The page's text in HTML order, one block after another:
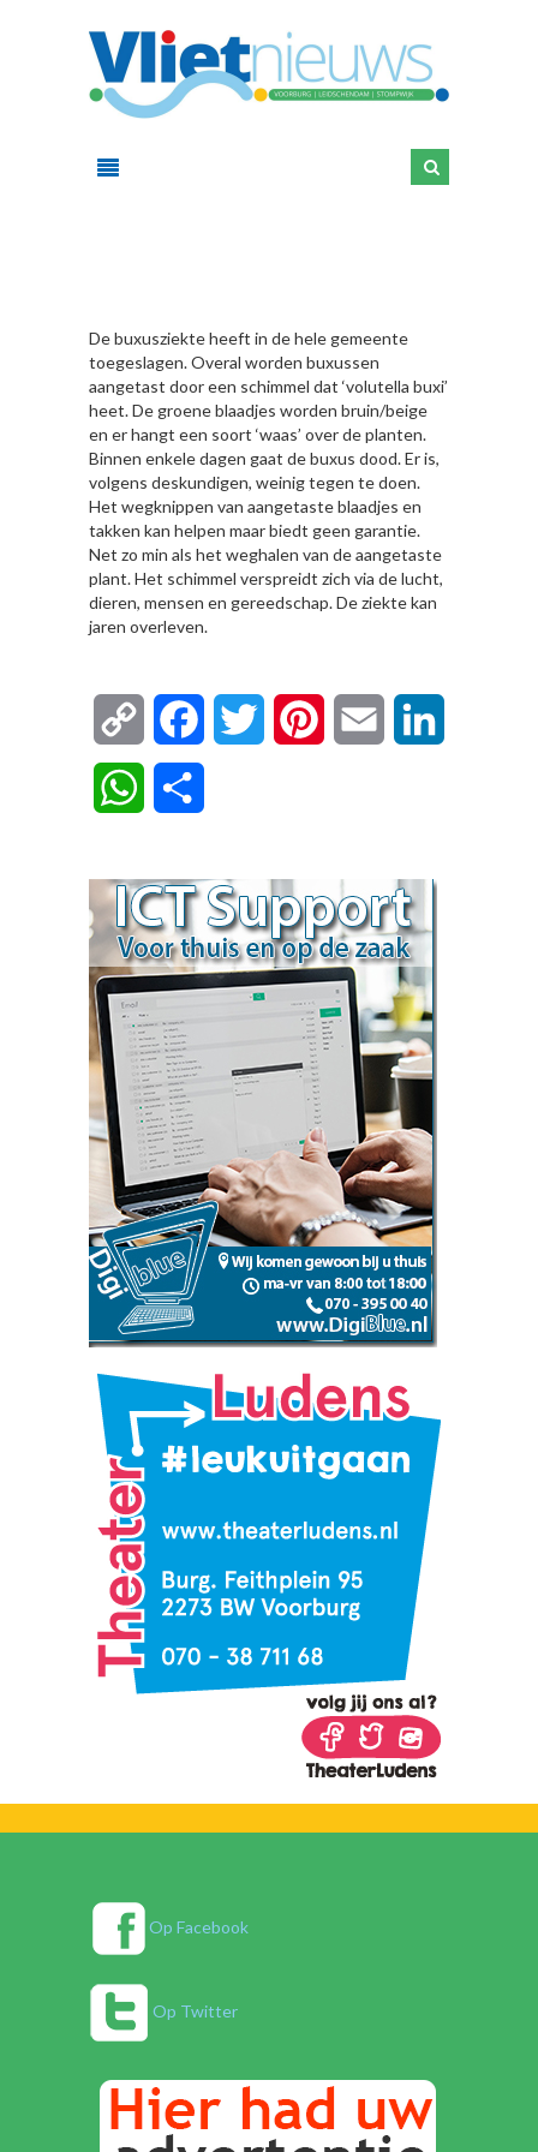
De buxusziekte heeft in de hele gemeente
toegeslagen. Overal worden buxussen
aangetast door een schimmel dat ‘volutella buxi’
heet. De groene blaadjes worden bruin/beige
en er hangt een soort ‘waas’ over de planten.
Binnen enkele dagen gaat de buxus dood. Er is,
volgens deskundigen, weinig tegen te doen.
Het wegknippen van aangetaste blaadjes en
takken kan helpen maar biedt geen garantie.
Net zo min als het weghalen van de aangetaste
plant. Het schimmel verspreidt zich via de lucht,
dieren, mensen en gereedschap. De ziekte kan
jaren overleven.
Copy
Link
FacebookTwitter Pinterest Email
WhatsApp
Op Facebook
Op Twitter